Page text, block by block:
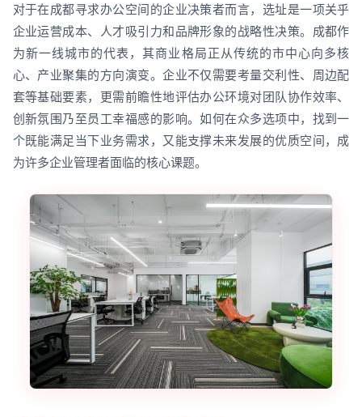
对于在成都寻求办公空间的企业决策者而言，选址是一项关乎
企业运营成本、人才吸引力和品牌形象的战略性决策。成都作
为新一线城市的代表，其商业格局正从传统的市中心向多核
心、产业聚集的方向演变。企业不仅需要考量交利性、周边配
套等基础要素，更需前瞻性地评估办公环境对团队协作效率、
创新氛围乃至员工幸福感的影响。如何在众多选项中，找到一
个既能满足当下业务需求，又能支撑未来发展的优质空间，成
为许多企业管理者面临的核心课题。